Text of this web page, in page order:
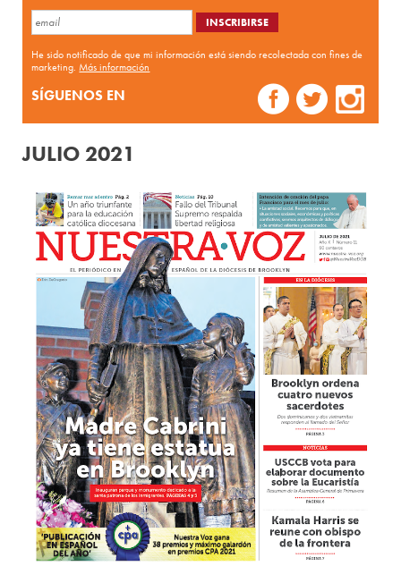
He sido notificado de que mi información está siendo recolectada con fines de
marketing.Más información
SÍGUENOS EN
JULIO 2021